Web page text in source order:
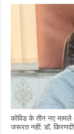
कोविड के तीन नए
जरूरत नहीं: डॉ.